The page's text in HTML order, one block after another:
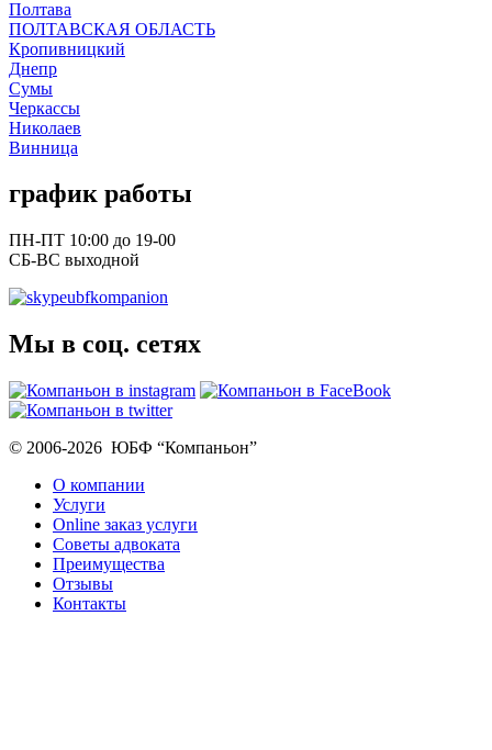
Полтава
ПОЛТАВСКАЯ ОБЛАСТЬ
Кропивницкий
Днепр
Сумы
Черкассы
Николаев
Винница
график работы
ПН-ПТ 10:00 до 19-00
СБ-ВС выходной
ubfkompanion
Мы в соц. сетях
© 2006-2026 ЮБФ “Компаньон”
О компании
Услуги
Online заказ услуги
Советы адвоката
Преимущества
Отзывы
Контакты